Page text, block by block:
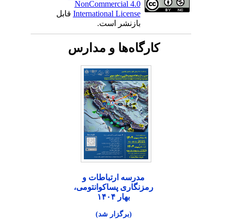
NonCommercial 4.0
International Licenseقابل
بازنشر است.
کارگاه‌ها و مدارس
مدرسه ارتباطات و
رمزنگاری پساکوانتومی،
بهار ۱۴۰۴
(برگزار شد)